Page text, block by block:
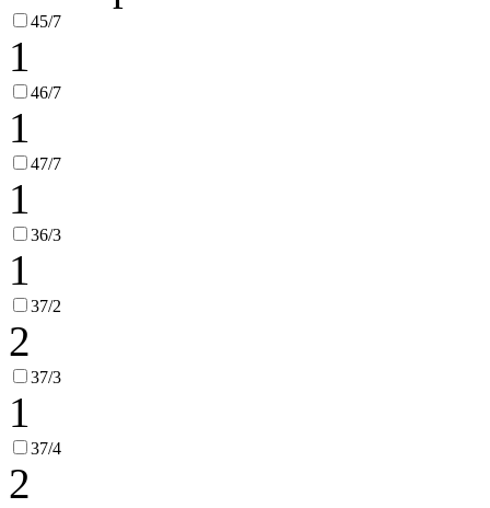
45/7
1
46/7
1
47/7
1
36/3
1
37/2
2
37/3
1
37/4
2